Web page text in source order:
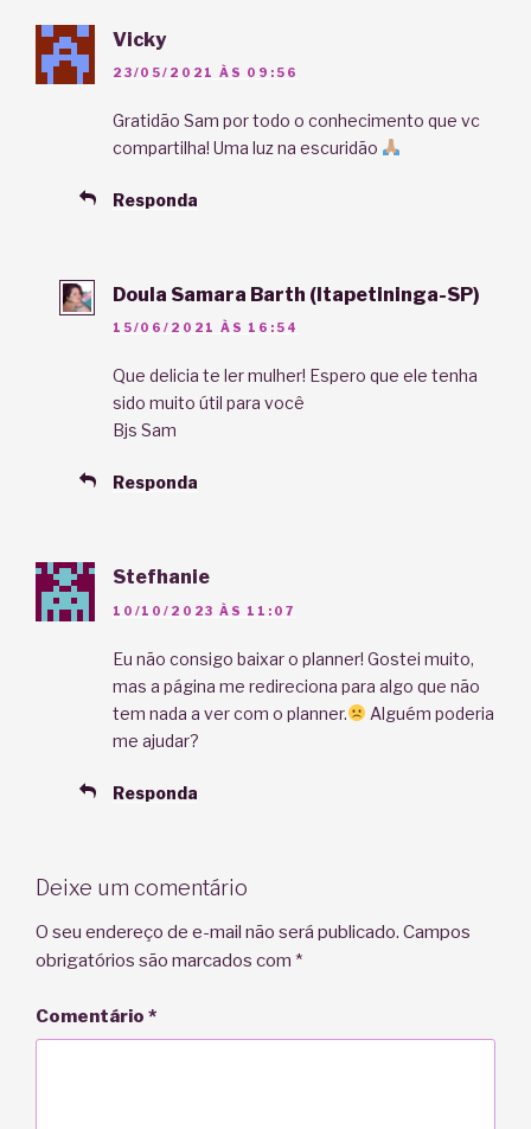
Vicky
23/05/2021 ÀS 09:56
Gratidão Sam por todo o conhecimento que vc
compartilha! Uma luz na escuridão
Responda
Doula Samara Barth (Itapetininga-SP)
15/06/2021 ÀS 16:54
Que delicia te ler mulher! Espero que ele tenha
sido muito útil para você
Bjs Sam
Responda
Stefhanie
10/10/2023 ÀS 11:07
Eu não consigo baixar o planner! Gostei muito,
mas a página me redireciona para algo que não
tem nada a ver com o planner.
Alguém poderia
me ajudar?
Responda
Deixe um comentário
O seu endereço de e-mail não será publicado. Campos
obrigatórios são marcados com *
Comentário *